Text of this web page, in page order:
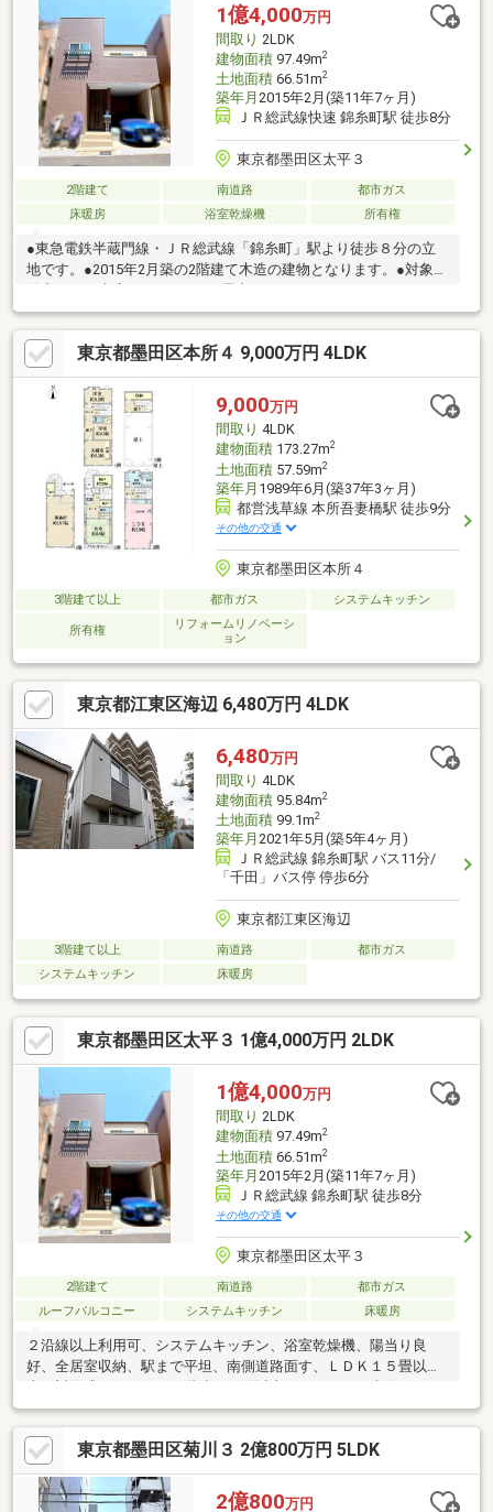
1億4,000万円
間取り 2LDK
建物面積97.49m2
土地面積66.51m2
築年月 2015年2月(築11年7ヶ月)
ＪＲ総武線快速 錦糸町駅 徒歩8分
東京都墨田区太平３
2階建て 南道路
都市ガス
床暖房
浴室乾燥機 所有権
●東急電鉄半蔵門線・ＪＲ総武線「錦糸町」駅より徒歩８分の立
地です。●2015年2月築の2階建て木造の建物となります。●対象不
り、東京スカイツリーを見ることができます。●リビングには、
床暖房が設置されています。●リビングには、天窓があるため、
日照良好で、天気の良い日中は部屋が明るいです。●トイレは1階
と2階の2箇所にあります。※家具・調度品は売買価格に含まれま
せん。
東京都墨田区本所４ 9,000万円 4LDK
9,000万円
間取り 4LDK
建物面積173.27m2
土地面積57.59m2
築年月 1989年6月(築37年3ヶ月)
都営浅草線 本所吾妻橋駅 徒歩9分
その他の交通
東京都墨田区本所４
3階建て以上 都市ガス システムキッチン
所有権
リフォームリノベーシ
ョン
東京都江東区海辺 6,480万円 4LDK
6,480万円
間取り 4LDK
建物面積95.84m2
土地面積99.1m2
築年月 2021年5月(築5年4ヶ月)
ＪＲ総武線 錦糸町駅 バス11分/
「千田」バス停 停歩6分
東京都江東区海辺
3階建て以上 南道路
都市ガス
システムキッチン
床暖房
東京都墨田区太平３ 1億4,000万円 2LDK
1億4,000万円
間取り 2LDK
建物面積97.49m2
土地面積66.51m2
築年月 2015年2月(築11年7ヶ月)
ＪＲ総武線 錦糸町駅 徒歩8分
その他の交通
東京都墨田区太平３
2階建て 南道路
都市ガス
ルーフバルコニー
システムキッチン 床暖房
２沿線以上利用可、システムキッチン、浴室乾燥機、陽当り良
好、全居室収納、駅まで平坦、南側道路面す、ＬＤＫ１５畳以
ニー、床下収納、浴室に窓、ＴＶモニタ付インターホン、全居室
フローリング、都市ガス、ルーフバルコニー、床暖房、食器洗乾
燥機
東京都墨田区菊川３ 2億800万円 5LDK
2億800万円